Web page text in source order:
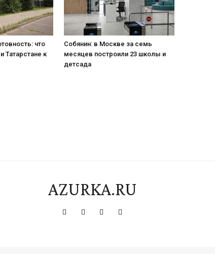
что
Татарстане к
Собянин: в Москве за семь
месяцев построили 23 школы и
детсада
AZURKA.RU